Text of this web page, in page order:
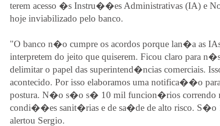
terem acesso �s Instru��es Administrativas (IA) e
hoje inviabilizado pelo banco.
"O banco n�o cumpre os acordos porque lan�a as IAs
interpretem do jeito que quiserem. Ficou claro para
delimitar o papel das superintend�ncias comerciais.
acontecido. Por isso elaboramos uma notifica��o
postura. N�o s�o s� 10 mil funcion�rios correndo
condi��es sanit�rias e de sa�de de alto risco.
alertou Sergio.